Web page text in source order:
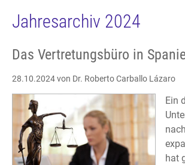
Jahresarchiv 2024
Das Vertretungsbüro in
28.10.2024von Dr. Roberto Carballo Lázaro
Ein
hat